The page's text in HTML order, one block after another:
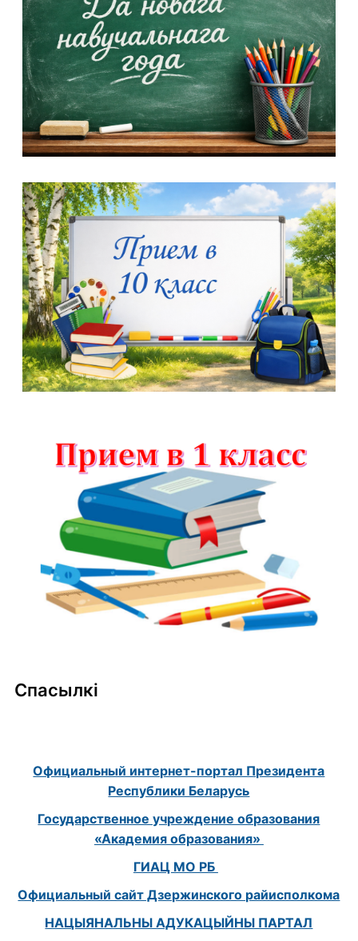
Спасылкі
Официальный интернет-портал Президента
Республики Беларусь
Государственное учреждение образования
«Академия образования»
ГИАЦ МО РБ
Официальный сайт Дзержинского райисполкома
НАЦЫЯНАЛЬНЫ АДУКАЦЫЙНЫ ПАРТАЛ